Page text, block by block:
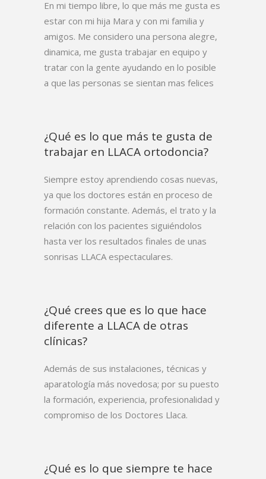
En mi tiempo libre, lo que más me gusta es
estar con mi hija Mara y con mi familia y
amigos. Me considero una persona alegre,
dinamica, me gusta trabajar en equipo y
tratar con la gente ayudando en lo posible
a que las personas se sientan mas felices
¿Qué es lo que más te gusta de
trabajar en LLACA ortodoncia?
Siempre estoy aprendiendo cosas nuevas,
ya que los doctores están en proceso de
formación constante. Además, el trato y la
relación con los pacientes siguiéndolos
hasta ver los resultados finales de unas
sonrisas LLACA espectaculares.
¿Qué crees que es lo que hace
diferente a LLACA de otras
clínicas?
Además de sus instalaciones, técnicas y
aparatología más novedosa; por su puesto
la formación, experiencia, profesionalidad y
compromiso de los Doctores Llaca.
¿Qué es lo que siempre te hace